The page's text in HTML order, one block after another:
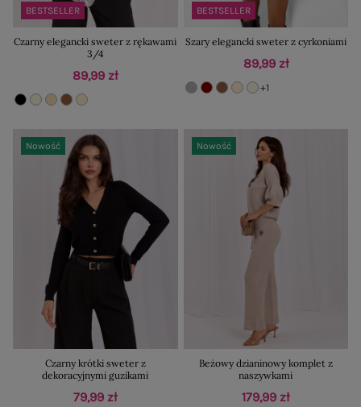
BESTSELLER
Czarny elegancki sweter z rękawami
3/4
89,99 zł
BESTSELLER
Szary elegancki sweter z cyrkoniami
89,99 zł
+1
Nowość
Czarny krótki sweter z
dekoracyjnymi guzikami
79,99 zł
Nowość
Beżowy dzianinowy komplet z
naszywkami
179,99 zł